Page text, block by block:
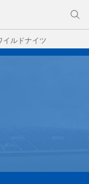
イルドナイツ